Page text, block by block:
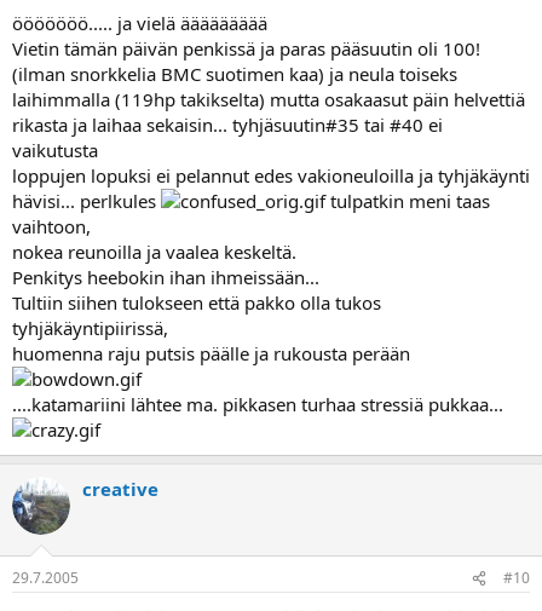
ööööööö..... ja vielä äääääääää
Vietin tämän päivän penkissä ja paras pääsuutin oli 100!
(ilman snorkkelia BMC suotimen kaa) ja neula toiseks
laihimmalla (119hp takikselta) mutta osakaasut päin helvettiä
rikasta ja laihaa sekaisin... tyhjäsuutin#35 tai #40 ei
vaikutusta
loppujen lopuksi ei pelannut edes vakioneuloilla ja tyhjäkäynti
hävisi... perlkules
tulpatkin meni taas
vaihtoon,
nokea reunoilla ja vaalea keskeltä.
Penkitys heebokin ihan ihmeissään...
Tultiin siihen tulokseen että pakko olla tukos
tyhjäkäyntipiirissä,
huomenna raju putsis päälle ja rukousta perään
....katamariini lähtee ma. pikkasen turhaa stressiä pukkaa...
creative
29.7.2005 #10